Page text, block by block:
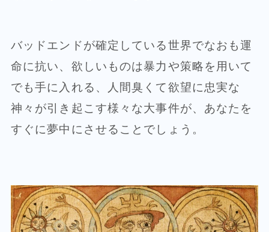
バッドエンドが確定している世界でなおも運
命に抗い、欲しいものは暴力や策略を用いて
でも手に入れる、人間臭くて欲望に忠実な
神々が引き起こす様々な大事件が、あなたを
すぐに夢中にさせることでしょう。